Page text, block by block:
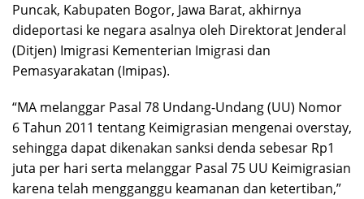
Puncak, Kabupaten Bogor, Jawa Barat, akhirnya
dideportasi ke negara asalnya oleh Direktorat Jenderal
(Ditjen) Imigrasi Kementerian Imigrasi dan
Pemasyarakatan (Imipas).
“MA melanggar Pasal 78 Undang-Undang (UU) Nomor
6 Tahun 2011 tentang Keimigrasian mengenai overstay,
sehingga dapat dikenakan sanksi denda sebesar Rp1
juta per hari serta melanggar Pasal 75 UU Keimigrasian
karena telah mengganggu keamanan dan ketertiban,”